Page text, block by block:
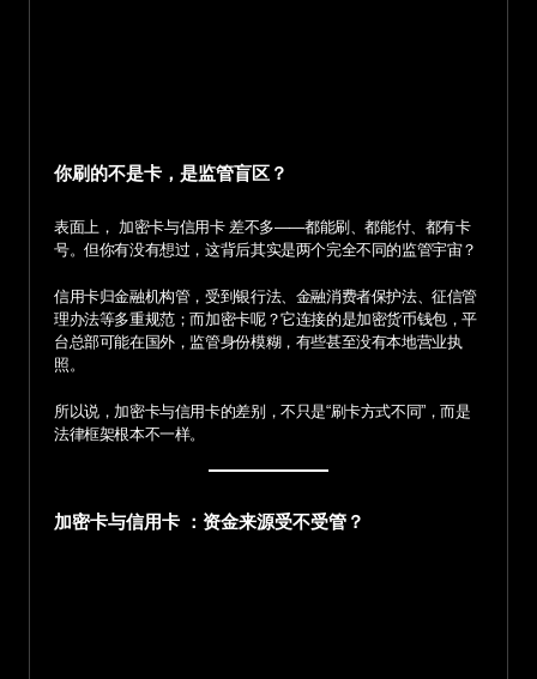
你刷的不是卡，是监管盲区？
表面上， 加密卡与信用卡 差不多——都能刷、都能付、都有卡
号。但你有没有想过，这背后其实是两个完全不同的监管宇宙？
信用卡归金融机构管，受到银行法、金融消费者保护法、征信管
理办法等多重规范；而加密卡呢？它连接的是加密货币钱包，平
台总部可能在国外，监管身份模糊，有些甚至没有本地营业执
照。
所以说，加密卡与信用卡的差别，不只是“刷卡方式不同”，而是
法律框架根本不一样。
加密卡与信用卡 ：资金来源受不受管？